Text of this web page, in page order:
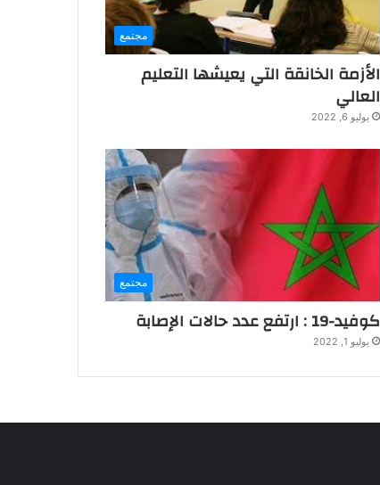
مجتمع
الأزمة الخانقة التي يعيشها التعليم
العالي
يوليو 6, 2022
مجتمع
كوفيد-19 : ارتفع عدد حالات الإصابة
يوليو 1, 2022